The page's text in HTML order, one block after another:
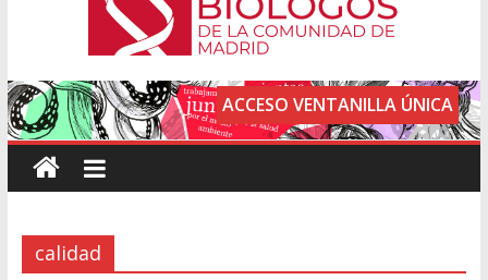
ACCESO VENTANILLA ÚNICA
calidad